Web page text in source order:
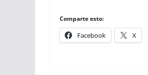
Comparte esto:
Facebook X